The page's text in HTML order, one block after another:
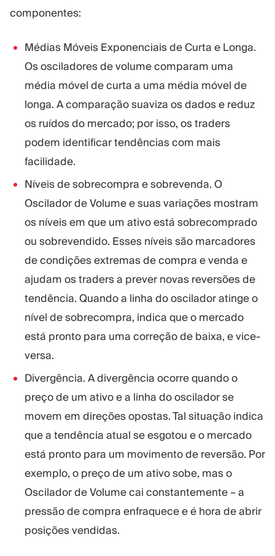
componentes:
Médias Móveis Exponenciais de Curta e Longa.
Os osciladores de volume comparam uma
média móvel de curta a uma média móvel de
longa. A comparação suaviza os dados e reduz
os ruídos do mercado; por isso, os traders
podem identificar tendências com mais
facilidade.
Níveis de sobrecompra e sobrevenda. O
Oscilador de Volume e suas variações mostram
os níveis em que um ativo está sobrecomprado
ou sobrevendido. Esses níveis são marcadores
de condições extremas de compra e venda e
ajudam os traders a prever novas reversões de
tendência. Quando a linha do oscilador atinge o
nível de sobrecompra, indica que o mercado
está pronto para uma correção de baixa, e vice-
versa.
Divergência. A divergência ocorre quando o
preço de um ativo e a linha do oscilador se
movem em direções opostas. Tal situação indica
que a tendência atual se esgotou e o mercado
está pronto para um movimento de reversão. Por
exemplo, o preço de um ativo sobe, mas o
Oscilador de Volume cai constantemente – a
pressão de compra enfraquece e é hora de abrir
posições vendidas.